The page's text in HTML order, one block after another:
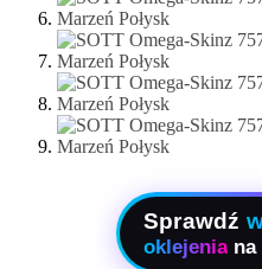
Sprawdź
oklejenia na